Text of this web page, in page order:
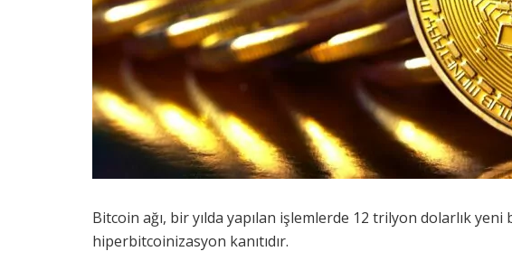
Bitcoin ağı, bir yılda yapılan işlemlerde 12 trilyon dolarlık
hiperbitcoinizasyon kanıtıdır.